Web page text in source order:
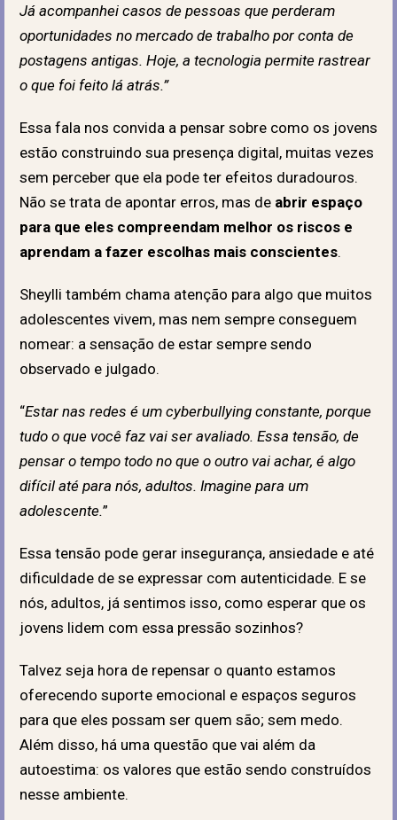
Já acompanhei casos de pessoas que perderam
oportunidades no mercado de trabalho por conta de
postagens antigas. Hoje, a tecnologia permite rastrear
o que foi feito lá atrás.”
Essa fala nos convida a pensar sobre como os jovens
estão construindo sua presença digital, muitas vezes
sem perceber que ela pode ter efeitos duradouros.
Não se trata de apontar erros, mas de abrir espaço
para que eles compreendam melhor os riscos e
aprendam a fazer escolhas mais conscientes.
Sheylli também chama atenção para algo que muitos
adolescentes vivem, mas nem sempre conseguem
nomear: a sensação de estar sempre sendo
observado e julgado.
“Estar nas redes é um cyberbullying constante, porque
tudo o que você faz vai ser avaliado. Essa tensão, de
pensar o tempo todo no que o outro vai achar, é algo
difícil até para nós, adultos. Imagine para um
adolescente.”
Essa tensão pode gerar insegurança, ansiedade e até
dificuldade de se expressar com autenticidade. E se
nós, adultos, já sentimos isso, como esperar que os
jovens lidem com essa pressão sozinhos?
Talvez seja hora de repensar o quanto estamos
oferecendo suporte emocional e espaços seguros
para que eles possam ser quem são; sem medo.
Além disso, há uma questão que vai além da
autoestima: os valores que estão sendo construídos
nesse ambiente.